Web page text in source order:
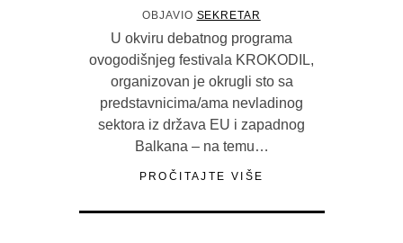
OBJAVIO SEKRETAR
U okviru debatnog programa
ovogodišnjeg festivala KROKODIL,
organizovan je okrugli sto sa
predstavnicima/ama nevladinog
sektora iz država EU i zapadnog
Balkana – na temu…
PROČITAJTE VIŠE